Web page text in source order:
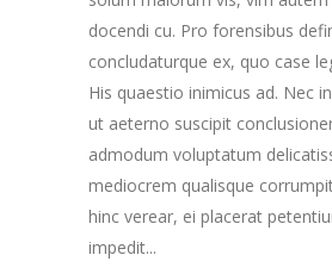
docendi cu. Pro forensibus
concludaturque ex, quo case
His quaestio inimicus ad. Nec
ut aeterno suscipit
admodum voluptatum
mediocrem qualisque
hinc verear, ei placerat
impedit...